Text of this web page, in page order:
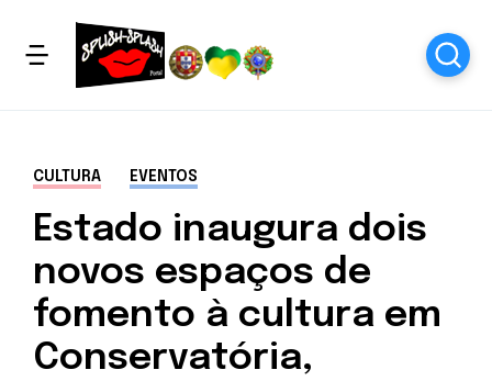
CULTURA EVENTOS
Estado inaugura dois
novos espaços de
fomento à cultura em
Conservatória,